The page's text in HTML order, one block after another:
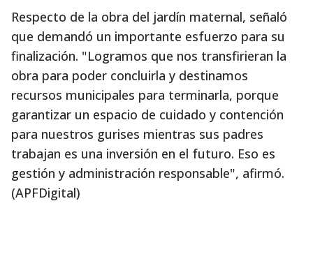
Respecto de la obra del jardín maternal, señaló
que demandó un importante esfuerzo para su
finalización. "Logramos que nos transfirieran la
obra para poder concluirla y destinamos
recursos municipales para terminarla, porque
garantizar un espacio de cuidado y contención
para nuestros gurises mientras sus padres
trabajan es una inversión en el futuro. Eso es
gestión y administración responsable", afirmó.
(APFDigital)